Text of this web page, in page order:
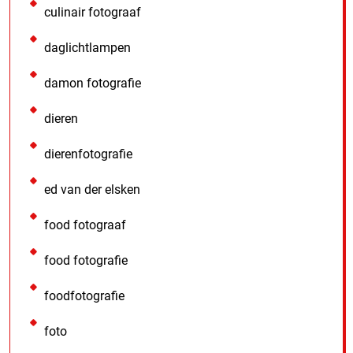
culinair fotograaf
daglichtlampen
damon fotografie
dieren
dierenfotografie
ed van der elsken
food fotograaf
food fotografie
foodfotografie
foto